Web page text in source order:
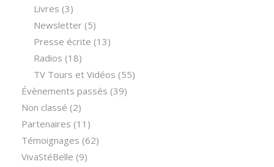
Livres (3)
Newsletter(5)
Presse écrite (13)
Radios (18)
TV Tours et Vidéos (55)
Évènements passés (39)
Non classé (2)
Partenaires (11)
Témoignages (62)
VivaStéBelle (9)